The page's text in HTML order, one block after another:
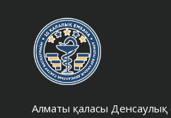
Алматы қаласы Денсаулық